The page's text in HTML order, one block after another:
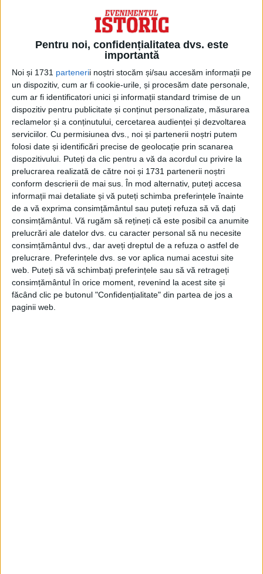
Pentru noi, confidențialitatea dvs. este
importantă
Noi și 1731 partenerii noștri stocăm și/sau accesăm informații pe
un dispozitiv, cum ar fi cookie-urile, și procesăm date personale,
cum ar fi identificatori unici și informații standard trimise de un
dispozitiv pentru publicitate și conținut personalizate, măsurarea
reclamelor și a conținutului, cercetarea audienței și dezvoltarea
serviciilor. Cu permisiunea dvs., noi și partenerii noștri putem
folosi date și identificări precise de geolocație prin scanarea
dispozitivului. Puteți da clic pentru a vă da acordul cu privire la
prelucrarea realizată de către noi și 1731 partenerii noștri
conform descrierii de mai sus. În mod alternativ, puteți accesa
informații mai detaliate și vă puteți schimba preferințele înainte
de a vă exprima consimțământul sau puteți refuza să vă dați
consimțământul. Vă rugăm să rețineți că este posibil ca anumite
prelucrări ale datelor dvs. cu caracter personal să nu necesite
consimțământul dvs., dar aveți dreptul de a refuza o astfel de
prelucrare. Preferințele dvs. se vor aplica numai acestui site
web. Puteți să vă schimbați preferințele sau să vă retrageți
consimțământul în orice moment, revenind la acest site și
făcând clic pe butonul "Confidențialitate" din partea de jos a
paginii web.
invazie a spațiului nostru aerian de către
Coreea de Nord„, a declarat oficialul sud-
coreean al apărării Lee Seung-oh în
timpul unui briefing.
Lee a precizat că armata sud-coreeană a
efectuat o misiune de recunoaștere după
ce dronele au intrat în spațiul său aerian,
iar unele active au trecut pe teritoriul
nord-coreean și au filmat instalațiile sale
militare.
Ultima dată când o dronă nord-coreeană a
intrat în spațiul aerian sud-coreean a fost
în urmă cu cinci ani, potrivit armatei sud-
coreene.
În 2017,Coreea de Suda declarat că a
recuperat o dronă nord-coreeană